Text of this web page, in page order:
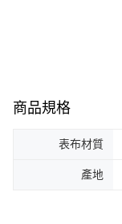
商品規格
表布材質
產地